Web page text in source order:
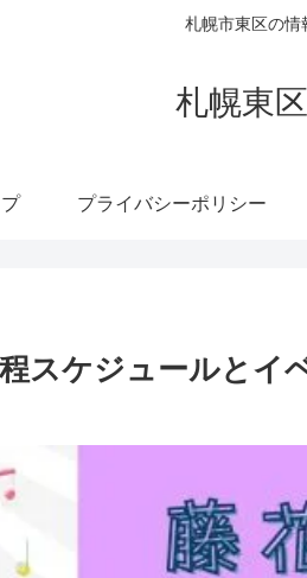
札幌市東区の情
札幌東
プライバシーポリシー
スケジュールとイ